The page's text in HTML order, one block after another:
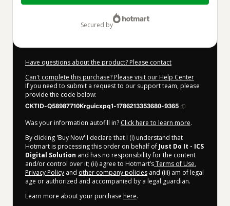
secured by
Have questions about the product? Please contact
Can't complete this purchase? Please visit our Help Center
If you need to submit a request to our support team, please
provide the code below:
CKTID-Q58987710Krguicxpq1-1786213353680-9365
Was your information autofill in? Click here to learn more.
By clicking 'Buy Now' I declare that I (i) understand that
Hotmart is processing this order on behalf ofJust Do It - ICS
Digital Solution and has no responsibility for the content
and/or control over it; (ii) agree to Hotmart’sTerms of Use,
Privacy Policy and other company policies and (iii) am of legal
age or authorized and accompanied by a legal guardian.
Learn more about your purchase here.